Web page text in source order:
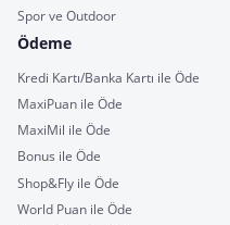
Spor ve Outdoor
Ödeme
Kredi Kartı/Banka Kartı ile Öde
MaxiPuan ile Öde
MaxiMil ile Öde
Bonus ile Öde
Shop&Fly ile Öde
World Puan ile Öde